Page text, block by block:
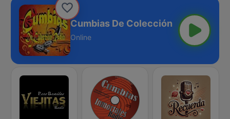
Cumbias De Colección
Online